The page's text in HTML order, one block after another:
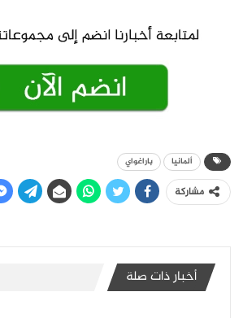
ألمانيا باراغواي
مشاركة
أخبار ذات صلة